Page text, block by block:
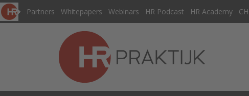
Partners Whitepapers Webinars HR Podcast HR Academy